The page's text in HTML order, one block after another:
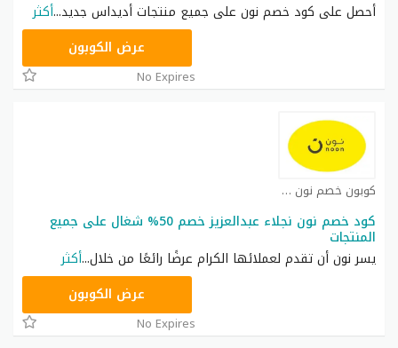
أحصل على كود خصم نون على جميع منتجات أديداس جديد...أكثر
عرض الكوبون
No Expires
كوبون خصم نون كوبون
كود خصم نون نجلاء عبدالعزيز خصم 50% شغال على جميع
المنتجات
يسر نون أن تقدم لعملائها الكرام عرضًا رائعًا من خلال...أكثر
RRF24عرض الكوبون
No Expires